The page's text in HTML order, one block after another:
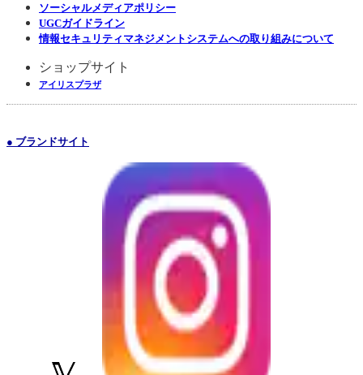
ソーシャルメディアポリシー
UGCガイドライン
情報セキュリティマネジメントシステムへの取り組みについて
ショップサイト
アイリスプラザ
● ブランドサイト